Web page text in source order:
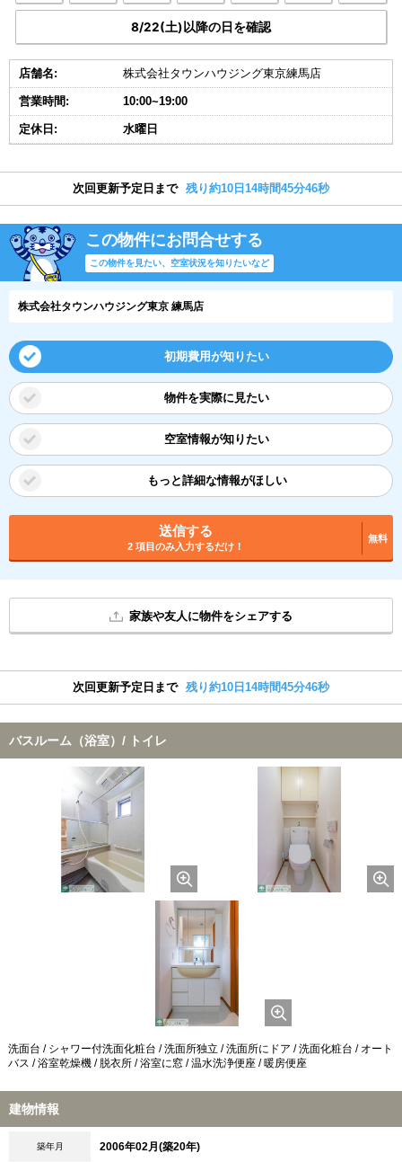
8/22(土)以降の日を確認
店舗名: 株式会社タウンハウジング東京練馬店
営業時間: 10:00~19:00
定休日: 水曜日
次回更新予定日まで 残り約10日14時間45分46秒
この物件にお問合せする
この物件を見たい、空室状況を知りたいなど
株式会社タウンハウジング東京 練馬店
初期費用が知りたい
物件を実際に見たい
空室情報が知りたい
もっと詳細な情報がほしい
送信する
2 項目のみ入力するだけ！
無料
家族や友人に物件をシェアする
次回更新予定日まで 残り約10日14時間45分46秒
バスルーム（浴室）/ トイレ
洗面台 / シャワー付洗面化粧台 / 洗面所独立 / 洗面所にドア / 洗面化粧台 / オート
バス / 浴室乾燥機 / 脱衣所 / 浴室に窓 / 温水洗浄便座 / 暖房便座
建物情報
築年月 2006年02月(築20年)